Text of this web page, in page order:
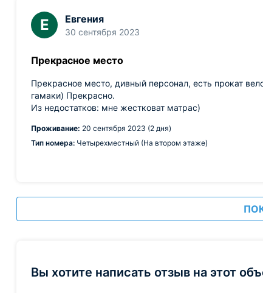
Е Евгения
30 сентября 2023
Прекрасное место
Прекрасное место, дивный персонал, есть прокат
гамаки) Прекрасно.
Из недостатков: мне жестковат матрас)
Проживание: 20 сентября 2023 (2 дня)
Тип номера: Четырехместный (На втором этаже)
Вы хотите написать отзыв на этот